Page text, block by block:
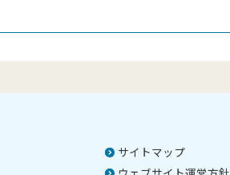
サイトマップ